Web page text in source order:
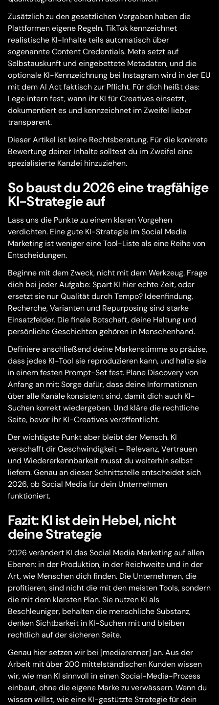
Zusätzlich zu den gesetzlichen Vorgaben haben die
Plattformen eigene Regeln. TikTok kennzeichnet
realistische KI-Inhalte teils automatisch über
sogenannte Content Credentials. Meta setzt auf
Selbstauskunft und eingebettete Metadaten, und die
optionale KI-Kennzeichnung bei Instagram wird in der EU
mit dem AI Act faktisch zur Pflicht. Für dich heißt das:
Lege intern fest, wann ihr KI für Creatives einsetzt,
dokumentiert es und kennzeichnet im Zweifel lieber
transparent.
Dieser Artikel ist keine Rechtsberatung. Für die konkrete
Bewertung deiner Inhalte solltest du im Zweifel eine
spezialisierte Kanzlei hinzuziehen.
So baust du 2026 eine tragfähige
KI-Strategie auf
Lass uns die Punkte zu einem klaren Vorgehen
verdichten. Eine gute KI-Strategie im Social Media
Marketing ist weniger eine Tool-Liste als eine Reihe von
Entscheidungen.
Beginne mit dem Zweck, nicht mit dem Werkzeug. Frage
dich bei jeder Aufgabe: Spart KI hier echte Zeit, oder
ersetzt sie nur Qualität durch Tempo? Ideenfindung,
Recherche, Varianten und Repurposing sind starke
Einsatzfelder. Die finale Botschaft, deine Haltung und
persönliche Geschichten gehören in Menschenhand.
Definiere anschließend deine Markenstimme so präzise,
dass jedes KI-Tool sie reproduzieren kann, und halte sie
in einem festen Prompt-Set fest. Plane Discovery von
Anfang an mit: Sorge dafür, dass deine Informationen
über alle Kanäle konsistent sind, damit dich auch KI-
Suchen korrekt wiedergeben. Und kläre die rechtliche
Seite, bevor ihr KI-Creatives veröffentlicht.
Der wichtigste Punkt aber bleibt der Mensch. KI
verschafft dir Geschwindigkeit – Relevanz, Vertrauen
und Wiedererkennbarkeit musst du weiterhin selbst
liefern. Genau an dieser Schnittstelle entscheidet sich
2026, ob Social Media für dein Unternehmen
funktioniert.
Fazit: KI ist dein Hebel, nicht
deine Strategie
2026 verändert KI das Social Media Marketing auf allen
Ebenen: in der Produktion, in der Reichweite und in der
Art, wie Menschen dich finden. Die Unternehmen, die
profitieren, sind nicht die mit den meisten Tools, sondern
die mit dem klarsten Plan. Sie nutzen KI als
Beschleuniger, behalten die menschliche Substanz,
denken Sichtbarkeit in KI-Suchen mit und bleiben
rechtlich auf der sicheren Seite.
Genau hier setzen wir bei [mediarenner] an. Aus der
Arbeit mit über 200 mittelständischen Kunden wissen
wir, wie man KI sinnvoll in einen Social-Media-Prozess
einbaut, ohne die eigene Marke zu verwässern. Wenn du
wissen willst, wie eine KI-gestützte Strategie für dein